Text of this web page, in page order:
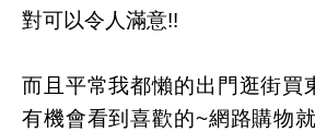
對可以令人滿意!!
而且平常我都懶的出門逛街買
有機會看到喜歡的~網路購物